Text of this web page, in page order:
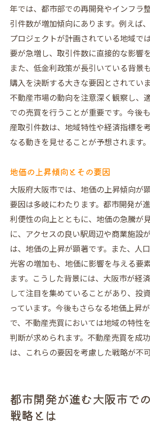
オンラインプラットフォーム
消費者意識の変化に対応する
年では、都市部での再開発やインフラ
引件数が増加傾向にあります。例えば
プロジェクトが計画されている地域で
要が急増し、取引件数に直接的な影響
また、低金利政策が長引いている背景
購入を決断する大きな要因とされてい
不動産市場の動向を注意深く観察し、
での売買を行うことが重要です。今後
産取引件数は、地域特性や経済指標を
なる動きを見せることが予想されます。
地価の上昇傾向とその要因
大阪府大阪市では、地価の上昇傾向が
要因は多岐にわたります。都市開発が
利便性の向上とともに、地価の急騰が
に、アクセスの良い駅周辺や商業施設
は、地価の上昇が顕著です。また、人
光客の増加も、地価に影響を与える要
ます。こうした背景には、大阪市が経
して注目を集めていることがあり、投
っています。今後もさらなる地価上昇
で、不動産売買においては地域の特性
判断が求められます。不動産売買を成
は、これらの要因を考慮した戦略が不可
都市開発が進む大阪市で
戦略とは